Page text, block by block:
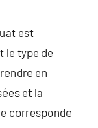
est
le type de
en
et la
corresponde